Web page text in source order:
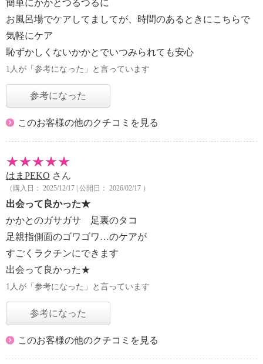
簡単にかかとつるつるに
お風呂場でケアしてましてが、時間のあるときにこちらで
気軽にケア
恥ずかしくないかかとでいつみられても安心
1人が「参考になった」と言っています
参考になった
このお客様の他のクチコミを見る
はまPEKO さん
（購入日： 2025/12/17 | 公開日： 2026/02/17 ）
出会って良かった★
かかとのガサガサ 足裏のタコ
足親指側面のゴワゴワ…のケアが
すごくラクチンにできます
出会って良かった★
1人が「参考になった」と言っています
参考になった
このお客様の他のクチコミを見る